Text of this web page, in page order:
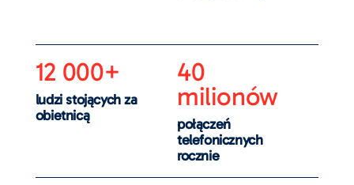
12 000+
ludzi stojących za
obietnicą
40
milionów
połączeń
telefonicznych
rocznie